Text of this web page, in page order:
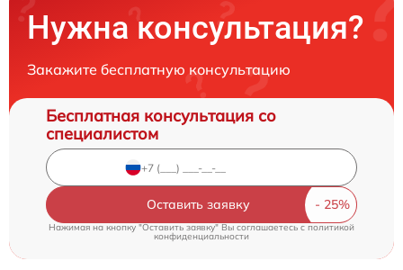
Нужна консультация?
Закажите бесплатную консультацию
Бесплатная консультация со
специалистом
Оставить заявку
Нажимая на кнопку "Оставить заявку" Вы соглашаетесь c политикой
конфиденциальности